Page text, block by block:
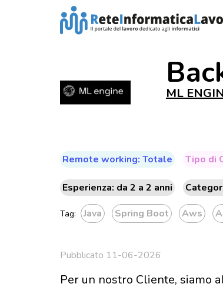
ML
Remote working: Totale Tipo di
Esperienza: da 2 a 2 anni
Tag: Java Spring Boot Aws
Pubblicato 11-06-2026
Per un nostro Cliente, siamo